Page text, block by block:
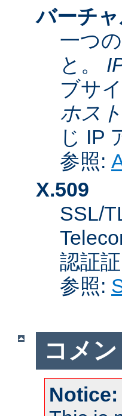
バーチ
一つ
と。
ブサ
ホスト
じ IP
参照:
X.509
SSL/
認証
参照:
コメン
Notice: